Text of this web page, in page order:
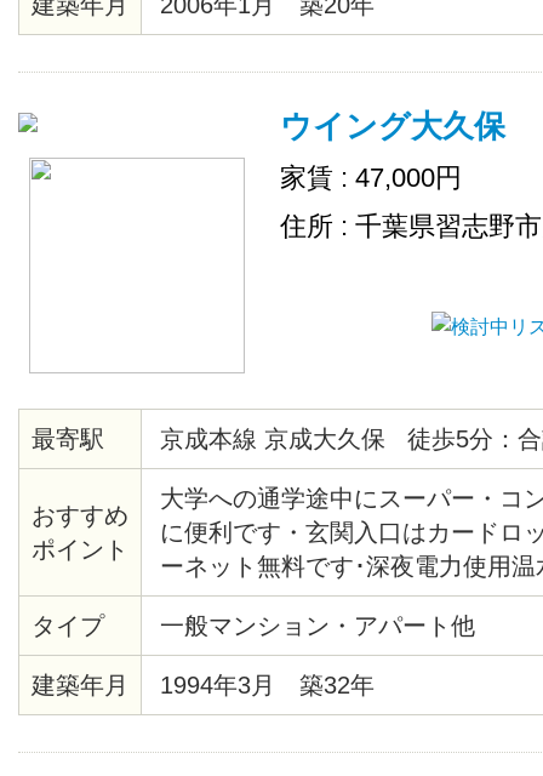
ウイング大久保
家賃 : 47,000円
住所 : 千葉県習志野
最寄駅 京成本線 京成大久保 徒歩5分：
おすすめ
ポイント
大学への通学途中にスーパー・コ
に便利です・玄関入口はカードロ
ーネット無料です･深夜電力使用
タイプ 一般マンション・アパート他
建築年月 1994年3月 築32年